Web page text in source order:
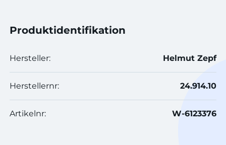
Produktidentifikation
Hersteller: Helmut Zepf
Herstellernr: 24.914.10
Artikelnr: W-6123376